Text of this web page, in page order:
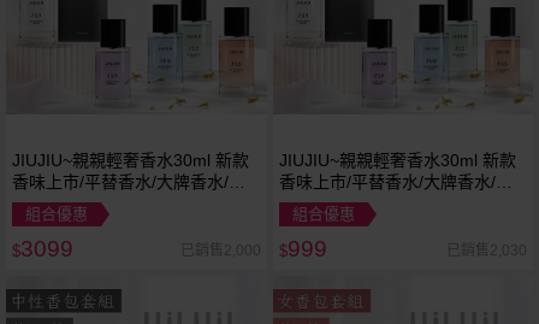
JIUJIU~親親輕奢香水30ml 新款
香味上市/平替香水/大牌香水/大
牌平替
組合優惠
$3099 已銷售2,000
JIUJIU~親親輕奢香水30ml 新款
香味上市/平替香水/大牌香水/大
牌平替
組合優惠
$999 已銷售2,030